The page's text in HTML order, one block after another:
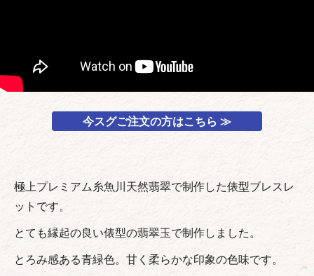
今スグご注文の方はこちら ≫
極上プレミアム糸魚川天然翡翠で制作した俵型ブレスレ
ットです。
とても縁起の良い俵型の翡翠玉で制作しました。
とろみ感ある青緑色。甘く柔らかな印象の色味です。